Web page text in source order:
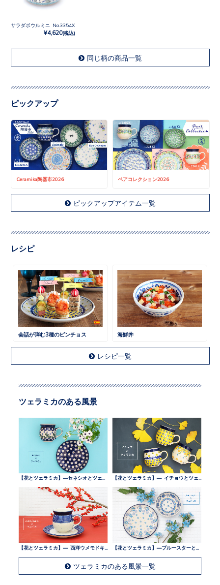
サラダボウルミニ No.3354X
¥4,620(税込)
同じ柄の商品一覧
ピックアップ
Ceramika陶器市2026 ペアコレクション2026
ピックアップアイテム一覧
レシピ
会話が弾む3種のピンチョス 海鮮丼
レシピ一覧
ツェラミカのある風景
ツェラミカのある風景一覧